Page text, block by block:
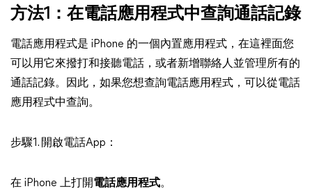
方法1：在電話應用程式中查詢通話記錄
電話應用程式是 iPhone 的一個內置應用程式，在這裡面您
可以用它來撥打和接聽電話，或者新增聯絡人並管理所有的
通話記錄。因此，如果您想查詢電話應用程式，可以從電話
應用程式中查詢。
步驟1. 開啟電話App：
在 iPhone 上打開電話應用程式。